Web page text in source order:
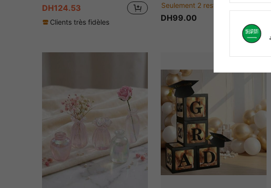
DH124.53
Clients très fidèles
Seulement 2 restant
DH99.00